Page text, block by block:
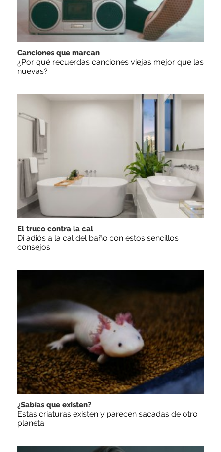
Canciones que marcan
¿Por qué recuerdas canciones viejas mejor que las
nuevas?
El truco contra la cal
Di adiós a la cal del baño con estos sencillos
consejos
¿Sabías que existen?
Estas criaturas existen y parecen sacadas de otro
planeta